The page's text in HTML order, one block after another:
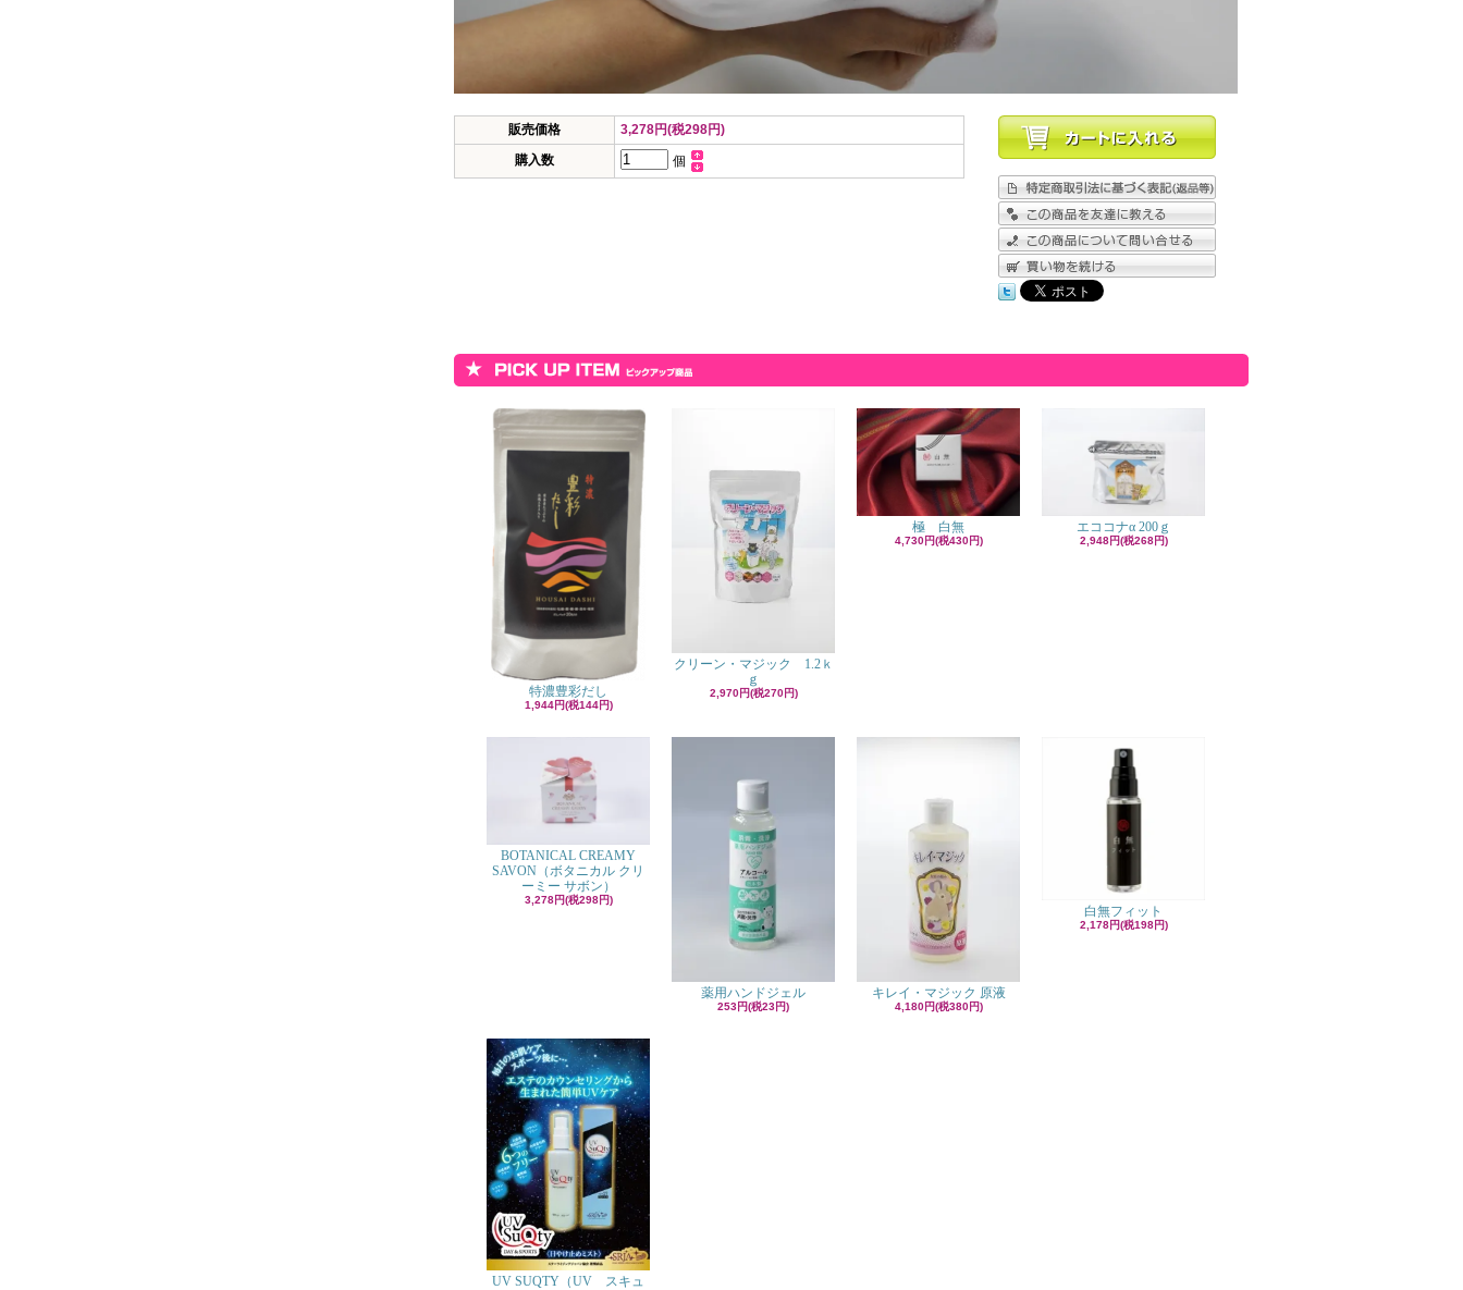
販売価格
3,278円(税298円)
購入数
個
特濃豊彩だし
1,944円(税144円)
クリーン・マジック 1.2ｋ
ｇ
2,970円(税270円)
極 白無
4,730円(税430円)
エココナα 200ｇ
2,948円(税268円)
BOTANICAL CREAMY
SAVON（ボタニカル クリ
ーミー サボン）
3,278円(税298円)
薬用ハンドジェル
253円(税23円)
キレイ・マジック 原液
4,180円(税380円)
白無フィット
2,178円(税198円)
UV SUQTY（UV スキュ